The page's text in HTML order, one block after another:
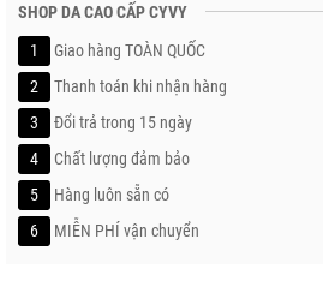
SHOP DA CAO CẤP CYVY
1
Giao hàng TOÀN QUỐC
2
Thanh toán khi nhận hàng
3
Đổi trả trong 15 ngày
4
Chất lượng đảm bảo
5
Hàng luôn sẵn có
6
MIỄN PHÍ vận chuyển